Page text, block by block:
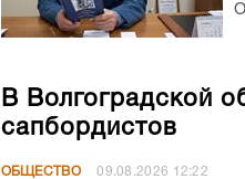
В Волгоградской
сапбордистов
ОБЩЕСТВО 09.08.2026 12:22